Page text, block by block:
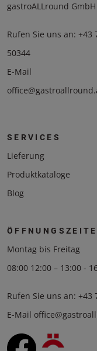
gastroALLround GmbH
Rufen Sie uns an: +43
50344
E-Mail
SERVICES
Lieferung
Produktkataloge
Blog
Montag bis Freitag
08:00 12:00 – 13:00 -
Rufen Sie uns an: +43
E-Mail